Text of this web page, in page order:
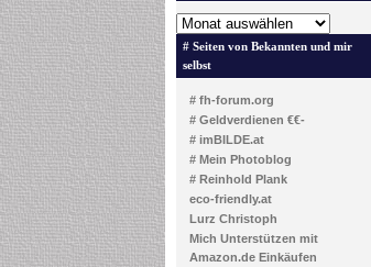
# Seiten von Bekannten und mir
selbst
# fh-forum.org
# Geldverdienen €€-
# imBILDE.at
# Mein Photoblog
# Reinhold Plank
eco-friendly.at
Lurz Christoph
Mich Unterstützen mit
Amazon.de Einkäufen